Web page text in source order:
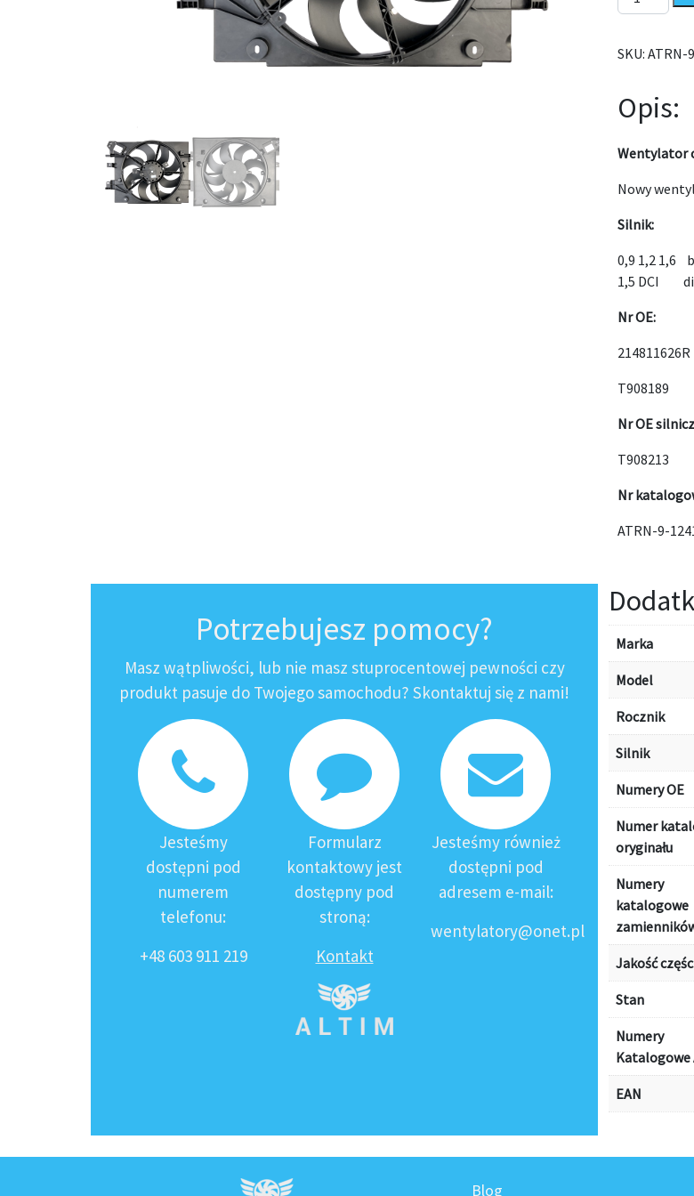
SKU:ATRN-
Opis:
Wentylator
Nowy
Silnik:
0,9 1,2 1,6
1,5 DCI
Nr OE:
214811626R
T908189
Nr OE
T908213
Nr
ATRN-9-
Potrzebujesz pomocy?
Masz wątpliwości, lub nie masz stuprocentowej pewności czy
produkt pasuje do Twojego samochodu? Skontaktuj się z nami!
Jesteśmy
dostępni pod
numerem
telefonu:
+48 603 911 219
Formularz
kontaktowy jest
dostępny pod
stroną:
Kontakt
Jesteśmy również
dostępni pod
adresem e-mail:
wentylatory@onet.pl
Marka
Model
Rocznik
Silnik
Numery OE
Numer
oryginału
Numery
katalogowe
Jakość
Stan
Numery
EAN
Blog